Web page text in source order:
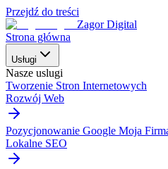
Przejdź do treści
Zagor Digital
Strona główna
Usługi
Nasze uslugi
Tworzenie Stron Internetowych
Rozwój Web
Pozycjonowanie Google Moja
Lokalne SEO